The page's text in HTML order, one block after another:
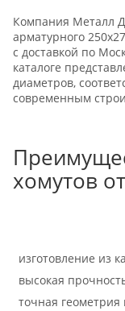
Компания Металл
арматурного
с доставкой по
каталоге
диаметров,
современным
хомутов
изготовление из
высокая
точная геометрия